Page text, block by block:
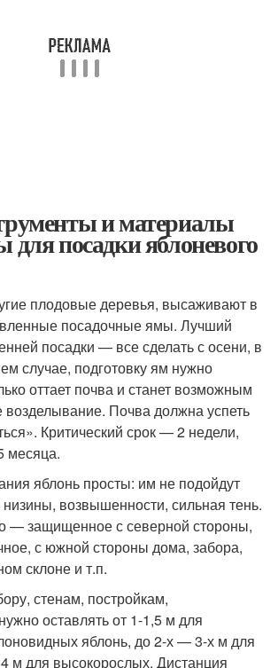
и материалы
для посадки яблоневого
плодовые деревья, высаживают в
посадочные ямы. Лучший
посадки — все сделать с осени, в
случае, подготовку ям нужно
оттает почва и станет возможным
возделывание. Почва должна успеть
Критический срок — 2 недели,
месяца.
яблонь просты: им не подойдут
возвышенности, сильная тень.
— защищенное с северной стороны,
с южной стороны дома, забора,
склоне и т.п.
стенам, постройкам,
оставлять от 1-1,5 м для
яблонь, до 2-х — 3-х м для
м для высокорослых. Дистанция